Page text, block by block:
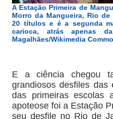
A Estação Primeira de
Morro da Mangueira, Rio de
20 títulos e é a segunda
carioca, atrás apenas
Magalhães/Wikimedia
E a ciência chegou
grandiosos desfiles das
das primeiras
apoteose foi a Estação
seu desfile no Rio de